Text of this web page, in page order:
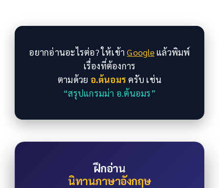
อยากอ่านอะไรต่อ? ให้เข้า Googleแล้วพิมพ์
เรื่องที่ต้องการ
ตามด้วย อ.ต้นอมร ครับ เช่น
“สรุปแกรมม่า อ.ต้นอมร”
ฝึกอ่าน
นิทานภาษาอังกฤษ